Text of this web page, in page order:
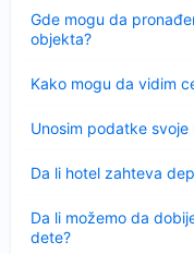
Gde mogu da
objekta?
Kako mogu da vidim
Unosim podatke
Da li hotel zahteva
Da li možemo da
dete?